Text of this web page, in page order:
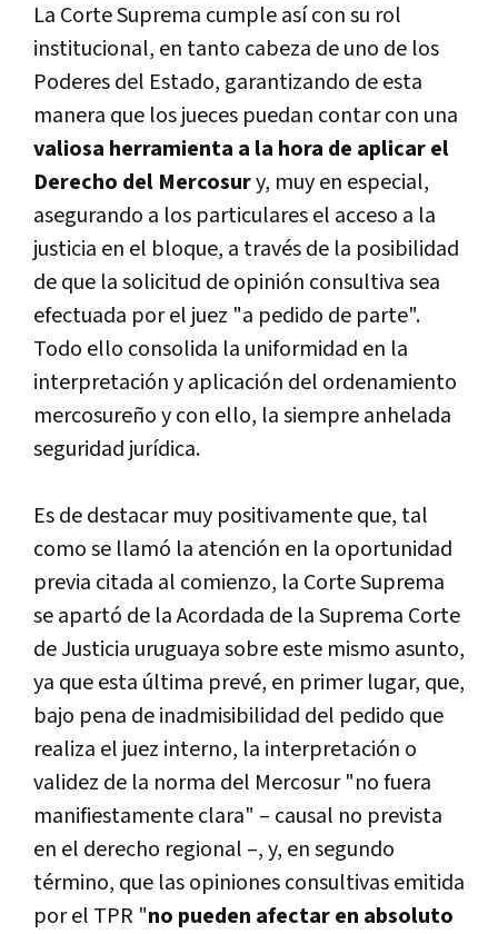
La Corte Suprema cumple así­ con su rol
institucional, en tanto cabeza de uno de los
Poderes del Estado, garantizando de esta
manera que los jueces puedan contar con una
valiosa herramienta a la hora de aplicar el
Derecho del Mercosury, muy en especial,
asegurando a los particulares el acceso a la
justicia en el bloque, a través de la posibilidad
de que la solicitud de opinión consultiva sea
efectuada por el juez "a pedido de parte".
Todo ello consolida la uniformidad en la
interpretación y aplicación del ordenamiento
mercosureño y con ello, la siempre anhelada
seguridad jurí­dica.
Es de destacar muy positivamente que, tal
como se llamó la atención en la oportunidad
previa citada al comienzo, la Corte Suprema
se apartó de la Acordada de la Suprema Corte
de Justicia uruguaya sobre este mismo asunto,
ya que esta última prevé, en primer lugar, que,
bajo pena de inadmisibilidad del pedido que
realiza el juez interno, la interpretación o
validez de la norma del Mercosur "no fuera
manifiestamente clara" – causal no prevista
en el derecho regional –, y, en segundo
término, que las opiniones consultivas emitida
por el TPR "no pueden afectar en absoluto